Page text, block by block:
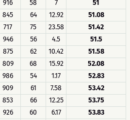
916 58 7
51
845 64 12.92
51.08
717 75 23.58
51.42
946 56 4.5
51.5
875 62 10.42
51.58
809 68 15.92
52.08
986 54 1.17
52.83
909 61 7.58
53.42
853 66 12.25
53.75
926 60 6.17
53.83